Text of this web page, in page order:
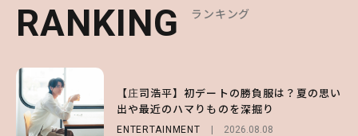
RANKING ランキング
【庄司浩平】初デートの勝負服は？夏の思い
出や最近のハマりものを深掘り
ENTERTAINMENT 2026.08.08
RANKING ランキング
【大原優乃】夏メイクはプレイフルに！ドキ
ッとしちゃう色っぽ“うるみ目”のつくり方
BEAUTY 2026.08.01
RANKING ランキング
【SNIDEL】長濱ねるとロマンティックトラ
ッドな秋はじめ｜2026秋の新作コーデ4選
FASHION Sponsored 2026.07.10